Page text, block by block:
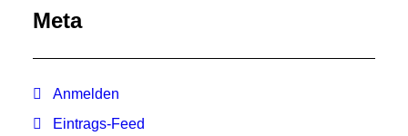
Meta
Anmelden
Eintrags-Feed